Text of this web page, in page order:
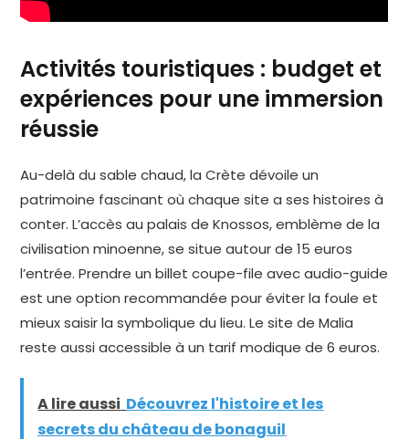
Activités touristiques : budget et
expériences pour une immersion
réussie
Au-delà du sable chaud, la Crète dévoile un
patrimoine fascinant où chaque site a ses histoires à
conter. L’accès au palais de Knossos, emblème de la
civilisation minoenne, se situe autour de 15 euros
l’entrée. Prendre un billet coupe-file avec audio-guide
est une option recommandée pour éviter la foule et
mieux saisir la symbolique du lieu. Le site de Malia
reste aussi accessible à un tarif modique de 6 euros.
A lire aussi Découvrez l'histoire et les
secrets du château de bonaguil